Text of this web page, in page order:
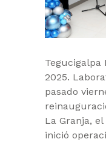
Tegucigalpa
2025.
pasado
La Granja,
inició